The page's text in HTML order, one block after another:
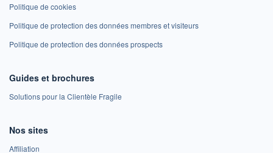
Politique de cookies
Politique de protection des données membres et visiteurs
Politique de protection des données prospects
Guides et brochures
Solutions pour la Clientèle Fragile
Nos sites
Affiliation